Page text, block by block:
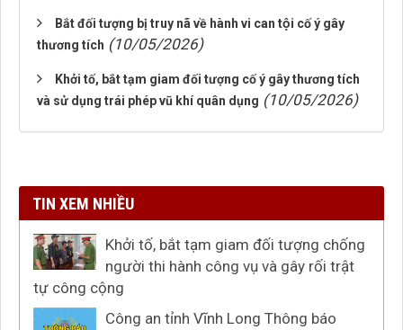
Bắt đối tượng bị truy nã về hành vi can tội cố ý gây
thương tích (10/05/2026)
Khởi tố, bắt tạm giam đối tượng cố ý gây thương tích
và sử dụng trái phép vũ khí quân dụng (10/05/2026)
TIN XEM NHIỀU
Khởi tố, bắt tạm giam đối tượng chống
người thi hành công vụ và gây rối trật
tự công cộng
Công an tỉnh Vĩnh Long Thông báo